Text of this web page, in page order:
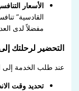
الأسعار
القادسية”
مفضلاً لدى
التحضير لرحلتك
عند طلب الخدمة إلى
تحديد وقت